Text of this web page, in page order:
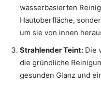
wasserbasierten
Hautoberfläche,
um sie von innen
Strahlender Teint: Die
die gründliche
gesunden Glanz und